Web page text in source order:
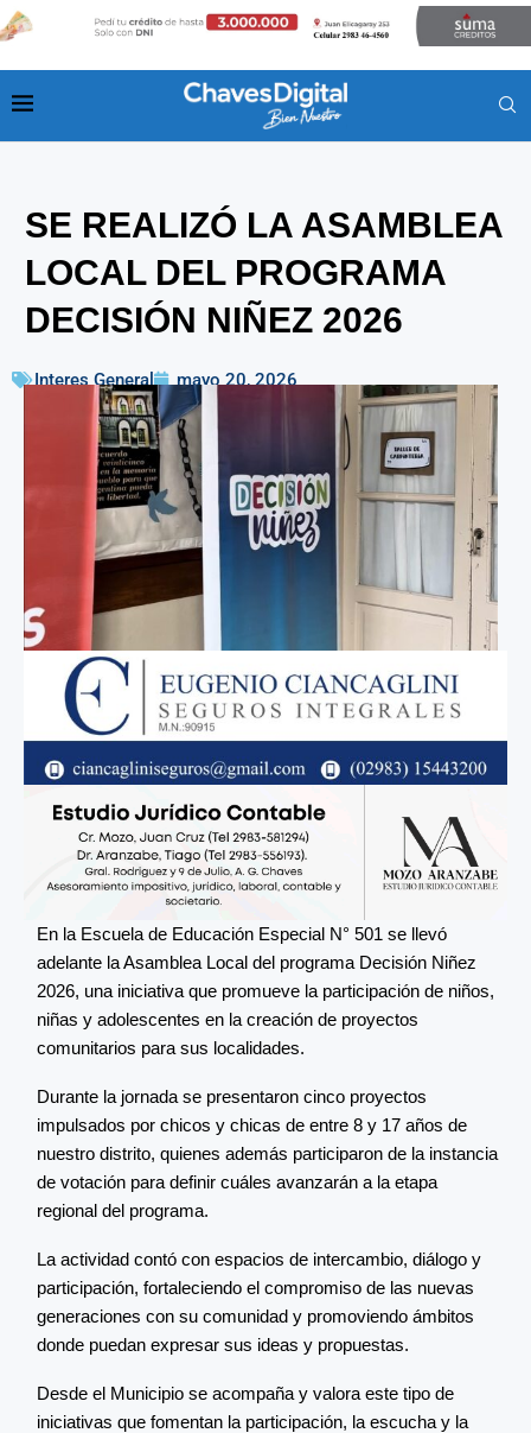
SE REALIZÓ LA ASAMBLEA
LOCAL DEL PROGRAMA
DECISIÓN NIÑEZ 2026
Interes General mayo 20, 2026
En la Escuela de Educación Especial N° 501 se llevó
adelante la Asamblea Local del programa Decisión Niñez
2026, una iniciativa que promueve la participación de niños,
niñas y adolescentes en la creación de proyectos
comunitarios para sus localidades.
Durante la jornada se presentaron cinco proyectos
impulsados por chicos y chicas de entre 8 y 17 años de
nuestro distrito, quienes además participaron de la instancia
de votación para definir cuáles avanzarán a la etapa
regional del programa.
La actividad contó con espacios de intercambio, diálogo y
participación, fortaleciendo el compromiso de las nuevas
generaciones con su comunidad y promoviendo ámbitos
donde puedan expresar sus ideas y propuestas.
Desde el Municipio se acompaña y valora este tipo de
iniciativas que fomentan la participación, la escucha y la